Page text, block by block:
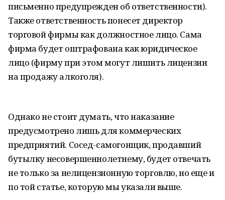
письменно предупрежден об ответственности).
Также ответственность понесет директор
торговой фирмы как должностное лицо. Сама
фирма будет оштрафована как юридическое
лицо (фирму при этом могут лишить лицензии
на продажу алкоголя).
Однако не стоит думать, что наказание
предусмотрено лишь для коммерческих
предприятий. Сосед-самогонщик, продавший
бутылку несовершеннолетнему, будет отвечать
не только за нелицензионную торговлю, но еще и
по той статье, которую мы указали выше.